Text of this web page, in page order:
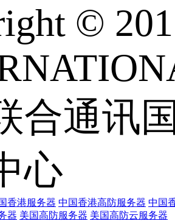
©
合通讯
心
香港服务器 中国香港高防服务器 中国
器 美国高防服务器 美国高防云服务器